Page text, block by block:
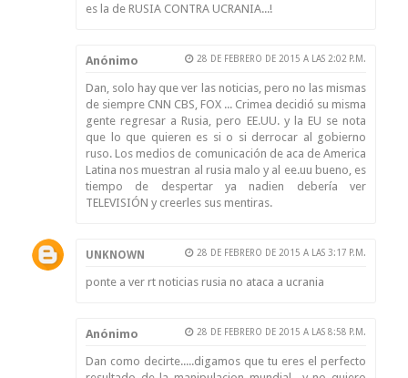
es la de RUSIA CONTRA UCRANIA...!
Anónimo 28 DE FEBRERO DE 2015 A LAS 2:02 P.M.
Dan, solo hay que ver las noticias, pero no las mismas
de siempre CNN CBS, FOX ... Crimea decidió su misma
gente regresar a Rusia, pero EE.UU. y la EU se nota
que lo que quieren es si o si derrocar al gobierno
ruso. Los medios de comunicación de aca de America
Latina nos muestran al rusia malo y al ee.uu bueno, es
tiempo de despertar ya nadien debería ver
TELEVISIÓN y creerles sus mentiras.
UNKNOWN 28 DE FEBRERO DE 2015 A LAS 3:17 P.M.
ponte a ver rt noticias rusia no ataca a ucrania
Anónimo 28 DE FEBRERO DE 2015 A LAS 8:58 P.M.
Dan como decirte.....digamos que tu eres el perfecto